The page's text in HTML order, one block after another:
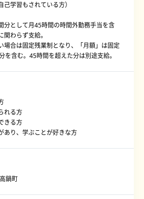
己学習もされている方）
分として月45時間の時間外勤務手当を含
わらず支給。
場合は固定残業制となり、「月額」は固定
を含む。45時間を超えた分は別途支給。
れる方
きる方
あり、学ぶことが好きな方
鍋町